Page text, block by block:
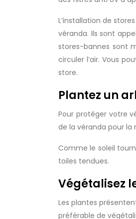
L’installation de
véranda. Ils sont
stores-bannes sont
circuler l’air. Vous
store.
Plantez un
Pour protéger votre
de la véranda pour la
Comme le soleil
toiles tendues.
Végétalisez
Les plantes
préférable de